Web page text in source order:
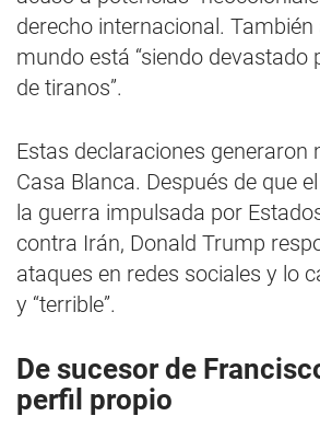
derecho internacional. También
mundo está “siendo devastado
de tiranos”.
Estas declaraciones generaron
Casa Blanca. Después de que
la guerra impulsada por
contra Irán, Donald Trump
ataques en redes sociales y lo
y “terrible”.
De sucesor de
perfil propio